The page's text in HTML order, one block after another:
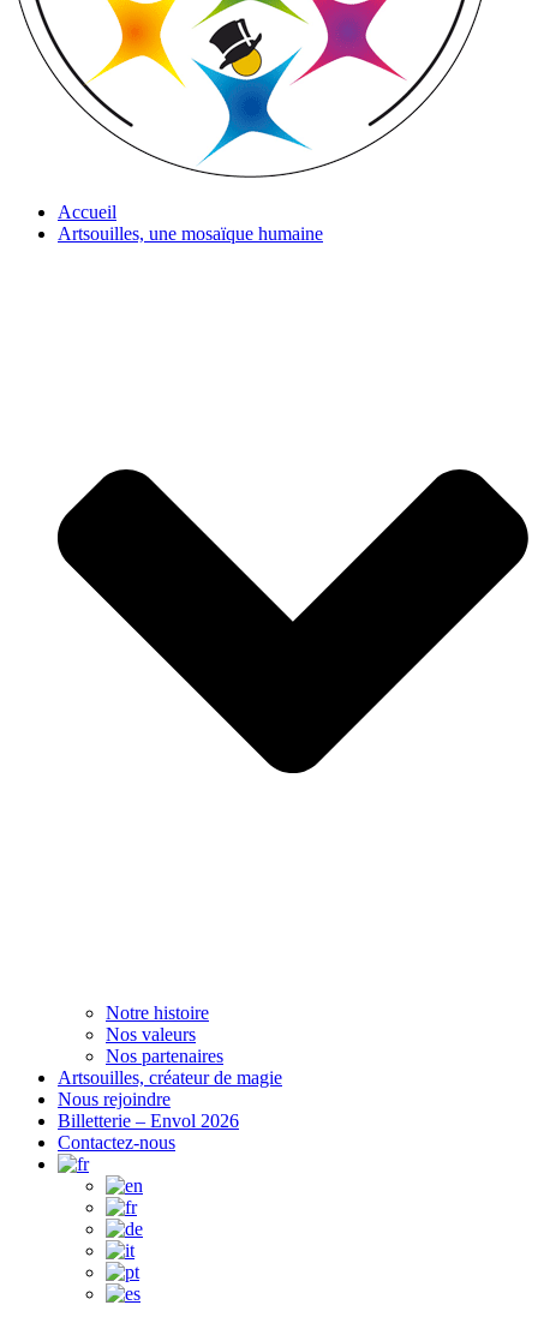
Accueil
Artsouilles, une mosaïque humaine
Notre histoire
Nos valeurs
Nos partenaires
Artsouilles, créateur de magie
Nous rejoindre
Billetterie – Envol 2026
Contactez-nous